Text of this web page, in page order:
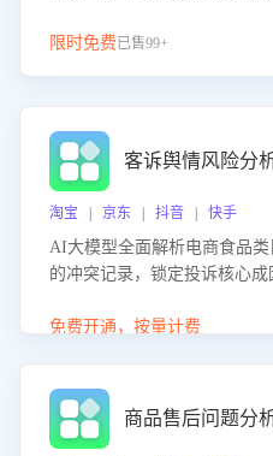
限时免费已售99+
客诉舆情风险分
淘宝 | 京东 | 抖音 | 快手
AI大模型全面解析电商食品
的冲突记录，锁定投诉核心
置差评防控，提升客户满意度
免费开通，按量计费
商品售后问题分